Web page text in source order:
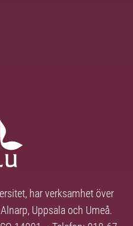
har verksamhet över
Uppsala och Umeå.